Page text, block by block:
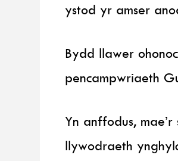
ystod yr amser
Bydd llawer
pencampwriaeth
Yn anffodus,
llywodraeth